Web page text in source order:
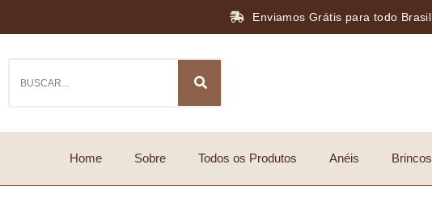
Enviamos Grátis para todo Brasil
Home Sobre Todos os Produtos Anéis Brincos